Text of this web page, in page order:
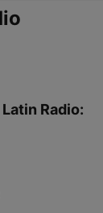
Radio: